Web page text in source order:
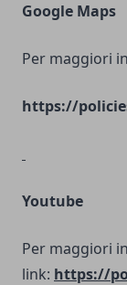
Google Maps
Per maggiori
https://
Youtube
Per maggiori
link: https://